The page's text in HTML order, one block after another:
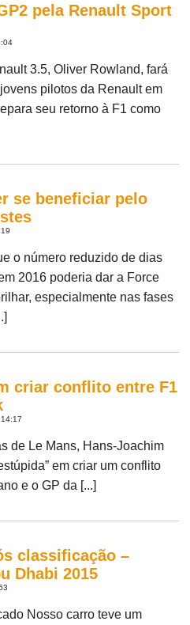
pela Renault Sport
3.5, Oliver Rowland, fará
pilotos da Renault em
seu retorno à F1 como
se beneficiar pelo
o número reduzido de dias
2016 poderia dar a Force
especialmente nas fases
criar conflito entre F1
de Le Mans, Hans-Joachim
em criar um conflito
e o GP da [...]
classificação –
Dhabi 2015
Nosso carro teve um